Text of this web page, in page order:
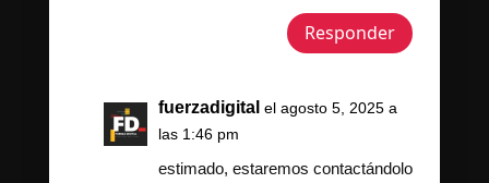
Responder
fuerzadigital el agosto 5, 2025 a
las 1:46 pm
estimado, estaremos contactándolo